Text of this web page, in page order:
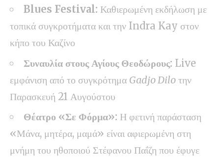
Blues Festival: Καθιερωμένη εκδήλωση με
τοπικά συγκροτήματα και την Indra Kay στον
κήπο του Καζίνο
Συναυλία στους Αγίους Θεοδώρους: Live
εμφάνιση από το συγκρότημα Gadjo Dilo την
Παρασκευή 21 Αυγούστου
Θέατρο «Σε Φόρμα»: Η φετινή παράσταση
«Μάνα, μητέρα, μαμά» είναι αφιερωμένη στη
μνήμη του ηθοποιού Στέφανου Παΐζη που έφυγε